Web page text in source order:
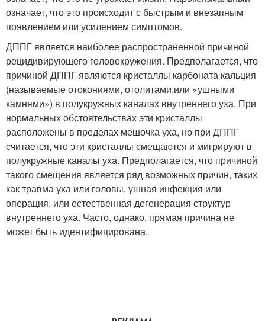
означает, что это происходит с быстрым и внезапным
появлением или усилением симптомов.
ДППГ является наиболее распространенной причиной
рецидивирующего головокружения. Предполагается, что
причиной ДППГ являются кристаллы карбоната кальция
(называемые отокониями, отолитами,или «ушными
камнями») в полукружных каналах внутреннего уха. При
нормальных обстоятельствах эти кристаллы
расположены в пределах мешочка уха, но при ДППГ
считается, что эти кристаллы смещаются и мигрируют в
полукружные каналы уха. Предполагается, что причиной
такого смещения является ряд возможных причин, таких
как травма уха или головы, ушная инфекция или
операция, или естественная дегенерация структур
внутреннего уха. Часто, однако, прямая причина не
может быть идентифицирована.